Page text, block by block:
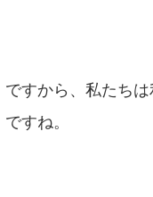
ですから、私たち
ですね。